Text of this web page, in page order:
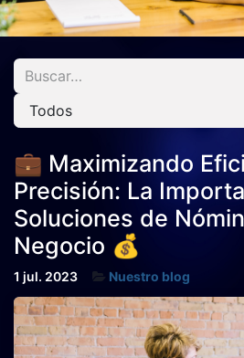
Todos
💼 Maximizando
Precisión: La
Soluciones de
Negocio 💰
1 jul. 2023 Nuestro blog